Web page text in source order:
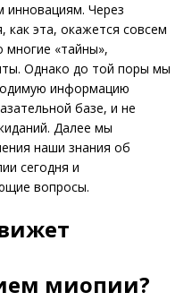
Через
как эта, окажется совсем
«тайны»,
Однако до той поры мы
информацию
базе, и не
Далее мы
наши знания об
сегодня и
вопросы.
миопии?